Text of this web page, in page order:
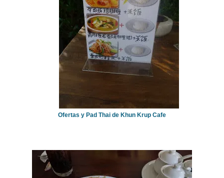
Ofertas y Pad Thai de Khun Krup Cafe